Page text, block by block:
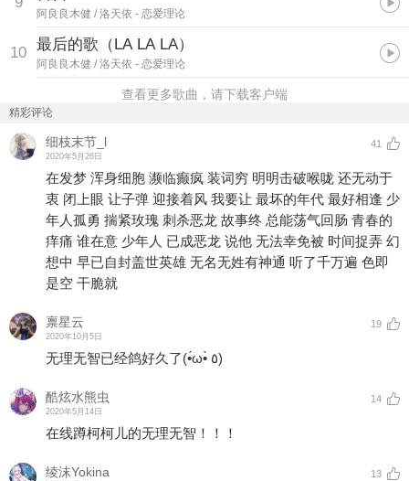
阿良良木健 / 洛天依 - 恋爱理论
10 最后的歌（LA LA LA）
阿良良木健 / 洛天依 - 恋爱理论
查看更多歌曲，请下载客户端
精彩评论
细枝末节_l
2020年5月26日
41
在发梦 浑身细胞 濒临癫疯 装词穷 明明击破喉咙 还无动于
衷 闭上眼 让子弹 迎接着风 我要让 最坏的年代 最好相逢 少
年人孤勇 揣紧玫瑰 刺杀恶龙 故事终 总能荡气回肠 青春的
痒痛 谁在意 少年人 已成恶龙 说他 无法幸免被 时间捉弄 幻
想中 早已自封盖世英雄 无名无姓有神通 听了千万遍 色即
是空 干脆就
禀星云
2020年10月5日
19
无理无智已经鸽好久了(•́ω•̀ ٥)
酷炫水熊虫
2020年5月14日
14
在线蹲柯柯儿的无理无智！！！
绫沫Yokina 13